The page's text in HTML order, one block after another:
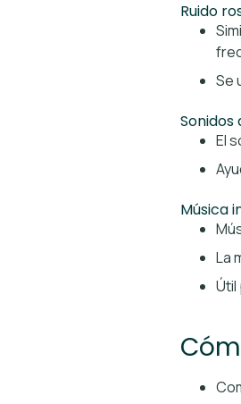
Ruido
Se
Sonidos
El
Música
La
Útil